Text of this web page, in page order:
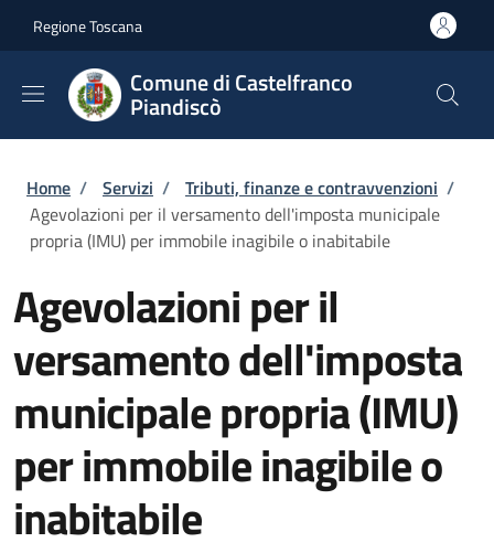
Regione Toscana
Comune di Castelfranco
Piandiscò
Briciole di pane
Home / Servizi / Tributi, finanze e contravvenzioni /
Agevolazioni per il versamento dell'imposta municipale
propria (IMU) per immobile inagibile o inabitabile
Agevolazioni per il
versamento dell'imposta
municipale propria (IMU)
per immobile inagibile o
inabitabile